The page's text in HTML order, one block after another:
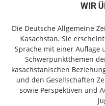
WIR
Die Deutsche Allgemeine
Kasachstan. Sie
Sprache mit einer Auflage
Schwerpunktthemen
kasachstanischen
und den Gesellschaften
sowie Perspektiven und